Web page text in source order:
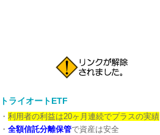
トライオートETF
・ 利用者の利益は20ヶ月連続でプラスの実績
・ 全額信託分離保管で資産は安全